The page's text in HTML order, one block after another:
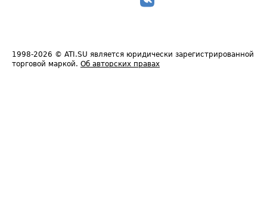
1998-2026 © ATI.SU является юридически зарегистрированной
торговой маркой. Об авторских правах